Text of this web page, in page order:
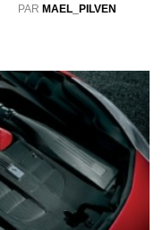
PAR MAEL_PILVEN